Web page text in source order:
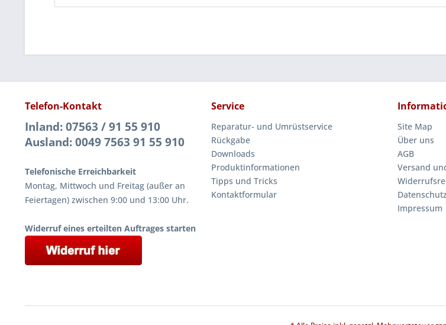
Telefon-Kontakt
Inland: 07563 / 91 55 910
Ausland: 0049 7563 91 55 910
Telefonische Erreichbarkeit
Montag, Mittwoch und Freitag (außer an
Feiertagen) zwischen 9:00 und 13:00 Uhr.
Widerruf eines erteilten Auftrages starten
Service
Reparatur- und Umrüstservice
Rückgabe
Downloads
Produktinformationen
Tipps und Tricks
Kontaktformular
Site Map
Über uns
AGB
Versand
Datenschutz
Impressum